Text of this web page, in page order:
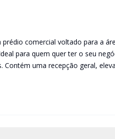
prédio comercial voltado para a
para quem quer ter o seu
uma recepção geral,